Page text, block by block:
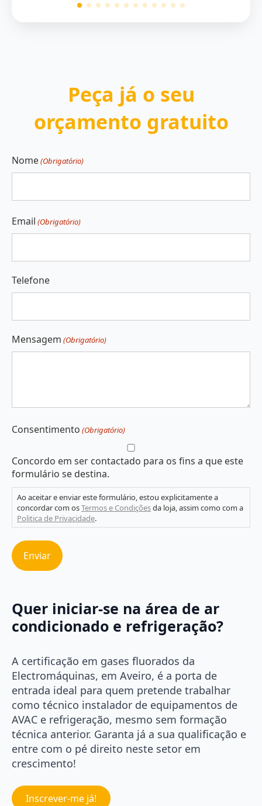
Peça já o seu
orçamento gratuito
Nome(Obrigatório)
Email (Obrigatório)
Telefone
Mensagem (Obrigatório)
Consentimento (Obrigatório)
Concordo em ser contactado para os fins a que este
formulário se destina.
Ao aceitar e enviar este formulário, estou explicitamente a
concordar com osTermos e Condiçõesda loja, assim como com a
Politica de Privacidade.
Quer iniciar-se na área de ar
condicionado e refrigeração?
A certificação em gases fluorados da
Electromáquinas, em Aveiro, é a porta de
entrada ideal para quem pretende trabalhar
como técnico instalador de equipamentos de
AVAC e refrigeração, mesmo sem formação
técnica anterior. Garanta já a sua qualificação e
entre com o pé direito neste setor em
crescimento!
Inscrever-me já!